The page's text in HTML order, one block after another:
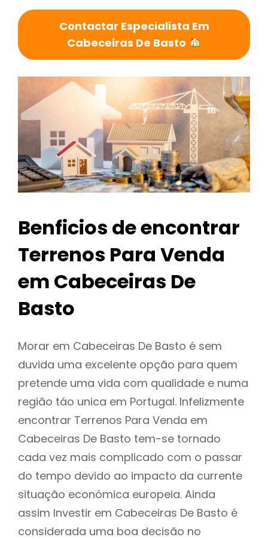
Contactar Especialista Em
Cabeceiras De Basto
Benficios de encontrar
Terrenos Para Venda
em Cabeceiras De
Basto
Morar em Cabeceiras De Basto é sem
duvida uma excelente opção para quem
pretende uma vida com qualidade e numa
região táo unica em Portugal. Infelizmente
encontrar Terrenos Para Venda em
Cabeceiras De Basto tem-se tornado
cada vez mais complicado com o passar
do tempo devido ao impacto da currente
situação económica europeia. Ainda
assim Investir em Cabeceiras De Basto é
considerada uma boa decisão no